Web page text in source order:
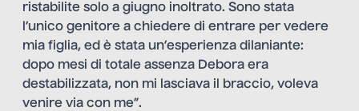
ristabilite solo a giugno inoltrato. Sono stata
l’unico genitore a chiedere di entrare per vedere
mia figlia, ed è stata un’esperienza dilaniante:
dopo mesi di totale assenza Debora era
destabilizzata, non mi lasciava il braccio, voleva
venire via con me”.